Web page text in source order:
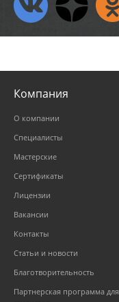
Компания
О компании
Специалисты
Мастерские
Сертификаты
Лицензии
Вакансии
Контакты
Статьи и новости
Благотворительность
Партнерская программа для